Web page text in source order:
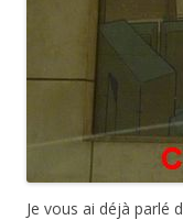
Je vous ai déjà parlé